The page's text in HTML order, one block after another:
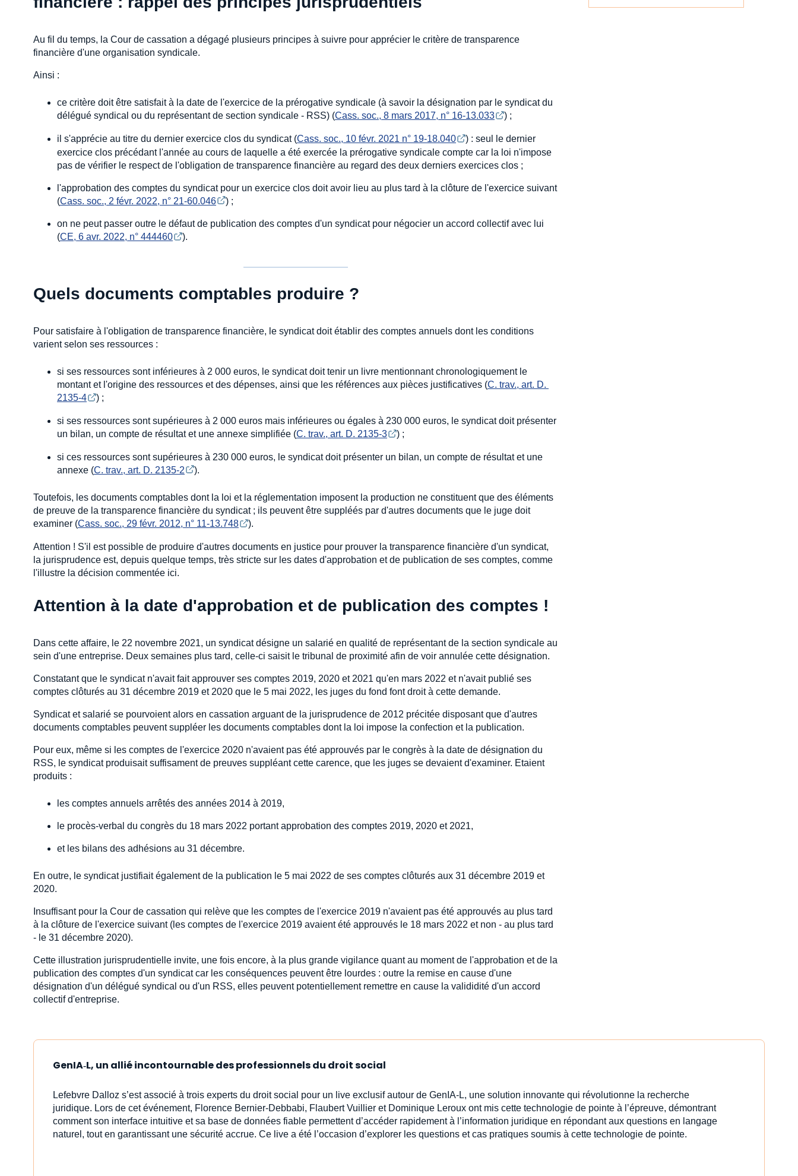
Au fil du temps, la Cour de cassation a dégagé plusieurs principes à suivre pour apprécier le critère de transparence
financière d'une organisation syndicale.
Ainsi :
ce critère doit être satisfait à la date de l'exercice de la prérogative syndicale (à savoir la désignation par le syndicat du
délégué syndical ou du représentant de section syndicale - RSS) (Cass. soc., 8 mars 2017, n° 16-13.033 ) ;
il s'apprécie au titre du dernier exercice clos du syndicat (Cass. soc., 10 févr. 2021 n° 19-18.040
) : seul le dernier
exercice clos précédant l'année au cours de laquelle a été exercée la prérogative syndicale compte car la loi n'impose
pas de vérifier le respect de l'obligation de transparence financière au regard des deux derniers exercices clos ;
l'approbation des comptes du syndicat pour un exercice clos doit avoir lieu au plus tard à la clôture de l'exercice suivant
(Cass. soc., 2 févr. 2022, n° 21-60.046 ) ;
on ne peut passer outre le défaut de publication des comptes d'un syndicat pour négocier un accord collectif avec lui
(CE, 6 avr. 2022, n° 444460 ).
Quels documents comptables produire ?
Pour satisfaire à l'obligation de transparence financière, le syndicat doit établir des comptes annuels dont les conditions
varient selon ses ressources :
si ses ressources sont inférieures à 2 000 euros, le syndicat doit tenir un livre mentionnant chronologiquement le
montant et l'origine des ressources et des dépenses, ainsi que les références aux pièces justificatives (C. trav., art. D.
2135-4
) ;
si ses ressources sont supérieures à 2 000 euros mais inférieures ou égales à 230 000 euros, le syndicat doit présenter
un bilan, un compte de résultat et une annexe simplifiée (C. trav., art. D. 2135-3 ) ;
si ces ressources sont supérieures à 230 000 euros, le syndicat doit présenter un bilan, un compte de résultat et une
annexe (C. trav., art. D. 2135-2 ).
Toutefois, les documents comptables dont la loi et la réglementation imposent la production ne constituent que des éléments
de preuve de la transparence financière du syndicat ; ils peuvent être suppléés par d'autres documents que le juge doit
examiner (Cass. soc., 29 févr. 2012, n° 11-13.748 ).
Attention ! S'il est possible de produire d'autres documents en justice pour prouver la transparence financière d'un syndicat,
la jurisprudence est, depuis quelque temps, très stricte sur les dates d'approbation et de publication de ses comptes, comme
l'illustre la décision commentée ici.
Attention à la date d'approbation et de publication des comptes !
Dans cette affaire, le 22 novembre 2021, un syndicat désigne un salarié en qualité de représentant de la section syndicale au
sein d'une entreprise. Deux semaines plus tard, celle-ci saisit le tribunal de proximité afin de voir annulée cette désignation.
Constatant que le syndicat n'avait fait approuver ses comptes 2019, 2020 et 2021 qu'en mars 2022 et n'avait publié ses
comptes clôturés au 31 décembre 2019 et 2020 que le 5 mai 2022, les juges du fond font droit à cette demande.
Syndicat et salarié se pourvoient alors en cassation arguant de la jurisprudence de 2012 précitée disposant que d'autres
documents comptables peuvent suppléer les documents comptables dont la loi impose la confection et la publication.
Pour eux, même si les comptes de l'exercice 2020 n'avaient pas été approuvés par le congrès à la date de désignation du
RSS, le syndicat produisait suffisament de preuves suppléant cette carence, que les juges se devaient d'examiner. Etaient
produits :
les comptes annuels arrêtés des années 2014 à 2019,
le procès-verbal du congrès du 18 mars 2022 portant approbation des comptes 2019, 2020 et 2021,
et les bilans des adhésions au 31 décembre.
En outre, le syndicat justifiait également de la publication le 5 mai 2022 de ses comptes clôturés aux 31 décembre 2019 et
2020.
Insuffisant pour la Cour de cassation qui relève que les comptes de l'exercice 2019 n'avaient pas été approuvés au plus tard
à la clôture de l'exercice suivant (les comptes de l'exercice 2019 avaient été approuvés le 18 mars 2022 et non - au plus tard
- le 31 décembre 2020).
Cette illustration jurisprudentielle invite, une fois encore, à la plus grande vigilance quant au moment de l'approbation et de la
publication des comptes d'un syndicat car les conséquences peuvent être lourdes : outre la remise en cause d'une
désignation d'un délégué syndical ou d'un RSS, elles peuvent potentiellement remettre en cause la valididité d'un accord
collectif d'entreprise.
GenIA‑L, un allié incontournable des professionnels du droit social
Lefebvre Dalloz s’est associé à trois experts du droit social pour un live exclusif autour de GenIA‑L, une solution innovante qui révolutionne la recherche
juridique. Lors de cet événement, Florence Bernier-Debbabi, Flaubert Vuillier et Dominique Leroux ont mis cette technologie de pointe à l’épreuve, démontrant
comment son interface intuitive et sa base de données fiable permettent d’accéder rapidement à l’information juridique en répondant aux questions en langage
naturel, tout en garantissant une sécurité accrue. Ce live a été l’occasion d’explorer les questions et cas pratiques soumis à cette technologie de pointe.